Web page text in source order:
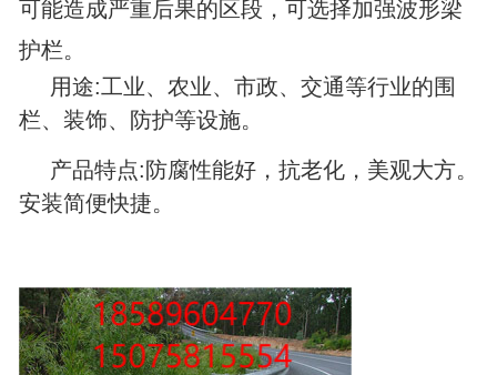
可能造成严重后果的区段，可选择加强波形梁
护栏。
用途:工业、农业、市政、交通等行业的围
栏、装饰、防护等设施。
产品特点:防腐性能好，抗老化，美观大方。
安装简便快捷。